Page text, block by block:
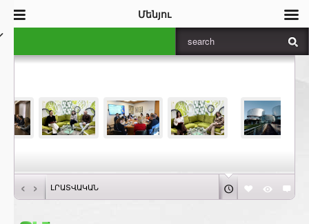
‹ › ԼՐԱՏՎԱԿԱՆ
Մենյու